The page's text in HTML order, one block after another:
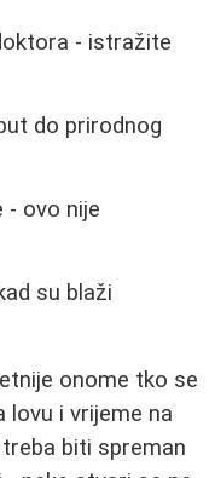
- istražite
do prirodnog
- ovo nije
su blaži
onome tko se
lovu i vrijeme na
biti spreman